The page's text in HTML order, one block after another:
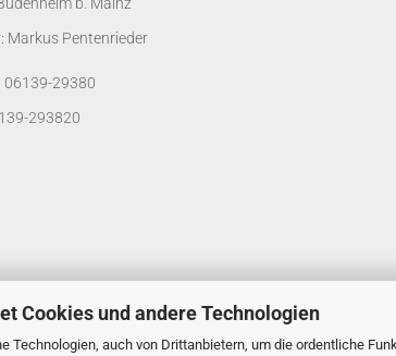
Cookies und andere Technologien
Technologien, auch von Drittanbietern, um die ordentliche
Markus Pentenrieder
06139-29380
293820